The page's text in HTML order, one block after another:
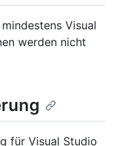
Visual
werden nicht
für Visual Studio